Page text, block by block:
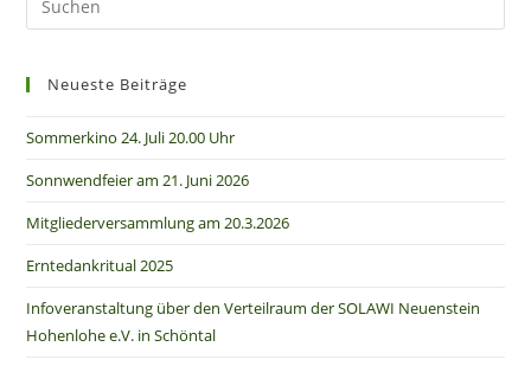
Neueste Beiträge
Sommerkino 24. Juli 20.00 Uhr
Sonnwendfeier am 21. Juni 2026
Mitgliederversammlung am 20.3.2026
Erntedankritual 2025
Infoveranstaltung über den Verteilraum der SOLAWI Neuenstein
Hohenlohe e.V. in Schöntal